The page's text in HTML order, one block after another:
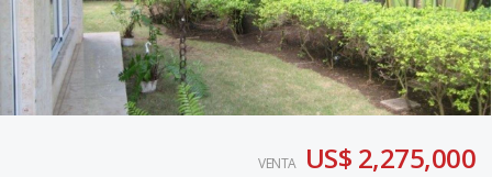
VENTA US$ 2,275,000